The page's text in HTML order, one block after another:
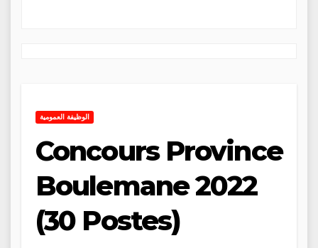
الوظيفة العمومية
Concours Province
Boulemane 2022
(30 Postes)